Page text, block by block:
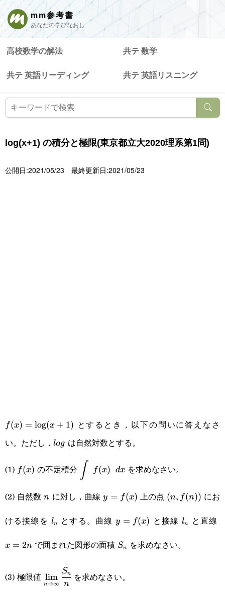
mm参考書
あなたの学びなおし
高校数学の解法 共テ 数学
共テ 英語リーディング 共テ 英語リスニング
log(x+1) の積分と極限(東京都立大2020理系第1問)
公開日:2021/05/23 最終更新日:2021/05/23
f(x)=\log(x+1)
f(x) = log(x + 1) とするとき，以下の問いに答えなさ
い。ただし， log
log は自然対数とする。
(1) f(x)
f(x) の不定積分 \displaystyle\int f(x)\space dx
∫ f(x) dxを求めなさい。
(2) 自然数n
n に対し，曲線y=f(x)
y = f(x) 上の点 (n,f(n))
(n, f(n)) にお
ける接線を l_n
ln とする。曲線 y=f(x)
y = f(x) と接線l_n
ln と直線
x = 2nで囲まれた図形の面積 S_n
Sn を求めなさい。
(3) 極限値
{n}
n→∞
lim
n
Sn を求めなさい。